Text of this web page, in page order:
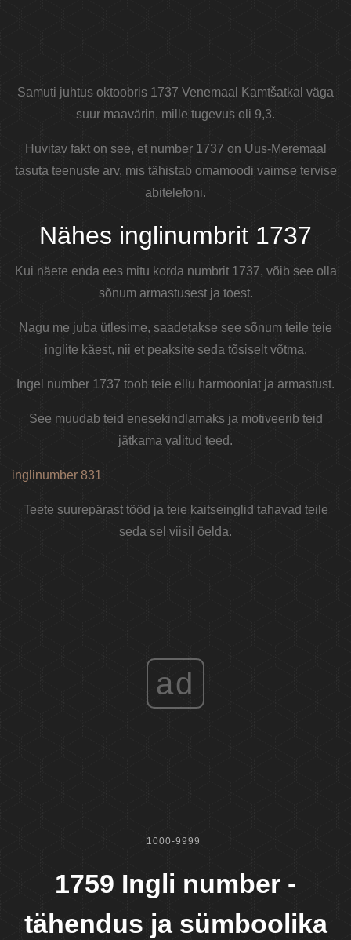
Samuti juhtus oktoobris 1737 Venemaal Kamtšatkal väga
suur maavärin, mille tugevus oli 9,3.
Huvitav fakt on see, et number 1737 on Uus-Meremaal
tasuta teenuste arv, mis tähistab omamoodi vaimse tervise
abitelefoni.
Nähes inglinumbrit 1737
Kui näete enda ees mitu korda numbrit 1737, võib see olla
sõnum armastusest ja toest.
Nagu me juba ütlesime, saadetakse see sõnum teile teie
inglite käest, nii et peaksite seda tõsiselt võtma.
Ingel number 1737 toob teie ellu harmooniat ja armastust.
See muudab teid enesekindlamaks ja motiveerib teid
jätkama valitud teed.
inglinumber 831
Teete suurepärast tööd ja teie kaitseinglid tahavad teile
seda sel viisil öelda.
ad
1000-9999
1759 Ingli number -
tähendus ja sümboolika